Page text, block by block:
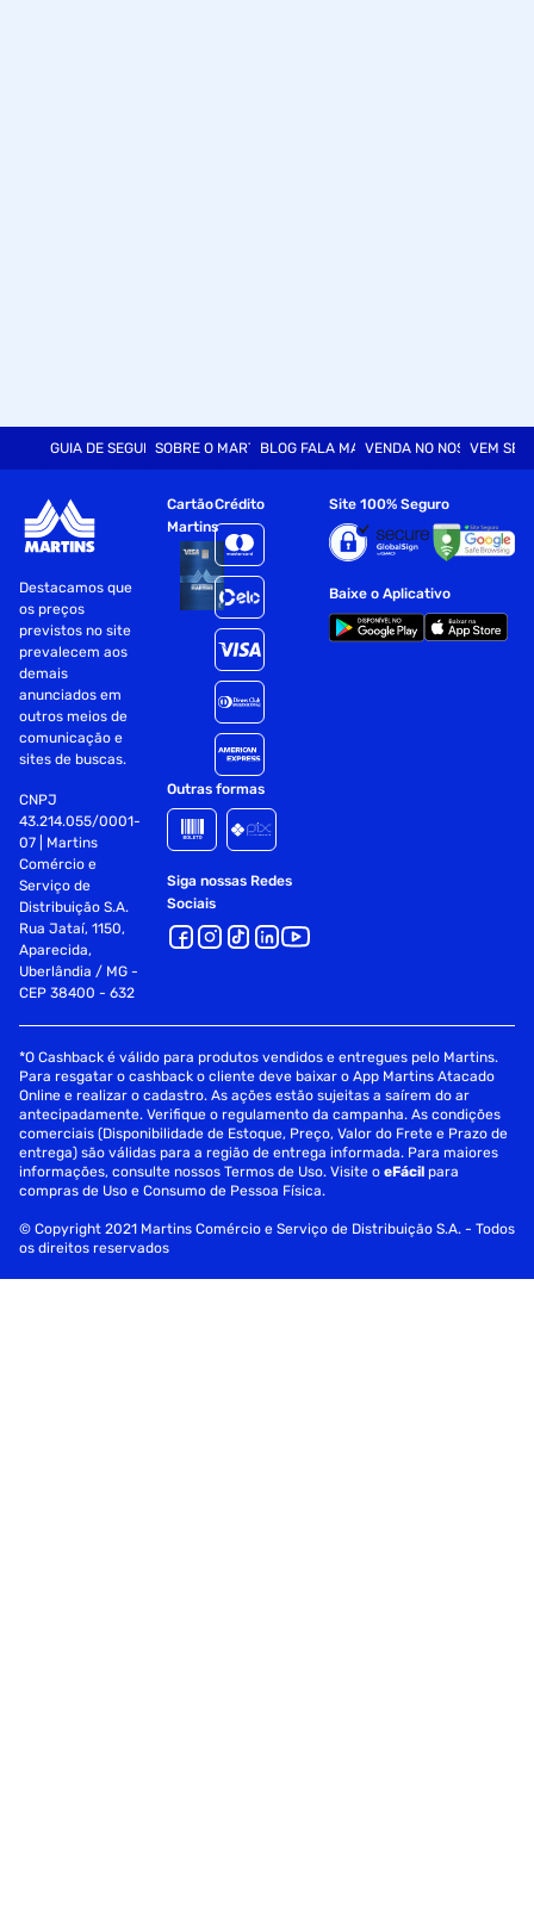
GUIA DE SEGURANÇASOBRE O MARTINSBLOG FALA MARTVENDA NO NOSSO SITE
VEM SER
Destacamos que
os preços
previstos no site
prevalecem aos
demais
anunciados em
outros meios de
comunicação e
sites de buscas.
CNPJ
43.214.055/0001-
07 | Martins
Comércio e
Serviço de
Distribuição S.A.
Rua Jataí, 1150,
Aparecida,
Uberlândia / MG -
CEP 38400 - 632
Cartão
Martins
Crédito
Outras formas
Siga nossas Redes
Sociais
Site 100% Seguro
Baixe o Aplicativo
*O Cashback é válido para produtos vendidos e entregues pelo Martins.
Para resgatar o cashback o cliente deve baixar o App Martins Atacado
Online e realizar o cadastro. As ações estão sujeitas a saírem do ar
antecipadamente. Verifique o regulamento da campanha. As condições
comerciais (Disponibilidade de Estoque, Preço, Valor do Frete e Prazo de
entrega) são válidas para a região de entrega informada. Para maiores
informações, consulte nossos Termos de Uso. Visite oeFácil para
compras de Uso e Consumo de Pessoa Física.
© Copyright 2021 Martins Comércio e Serviço de Distribuição S.A. - Todos
os direitos reservados